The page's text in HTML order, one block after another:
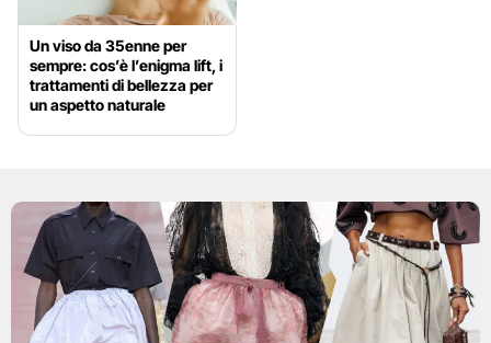
Un viso da 35enne per
sempre: cos’è l’enigma lift, i
trattamenti di bellezza per
un aspetto naturale